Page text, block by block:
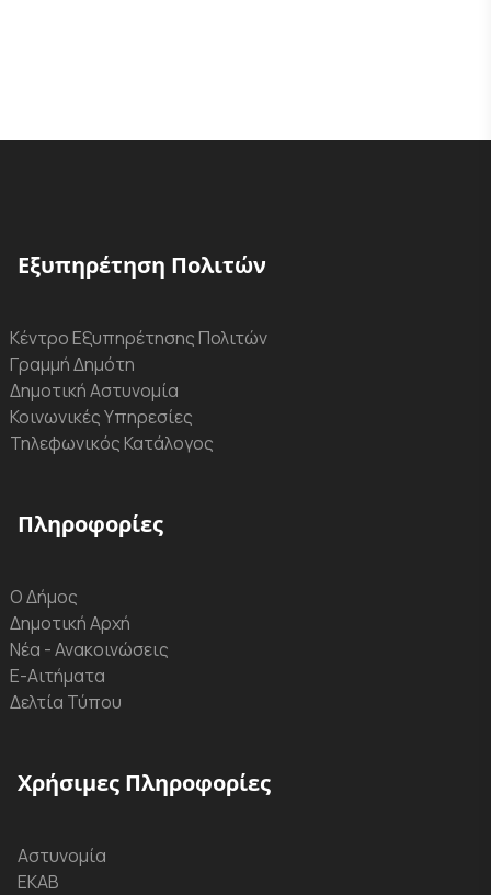
Εξυπηρέτηση Πολιτών
Κέντρο Εξυπηρέτησης Πολιτών
Γραμμή Δημότη
Δημοτική Αστυνομία
Κοινωνικές Υπηρεσίες
Τηλεφωνικός Κατάλογος
Πληροφορίες
Ο Δήμος
Δημοτική Αρχή
Νέα - Ανακοινώσεις
Ε-Αιτήματα
Δελτία Τύπου
Χρήσιμες Πληροφορίες
Αστυνομία
ΕΚΑΒ